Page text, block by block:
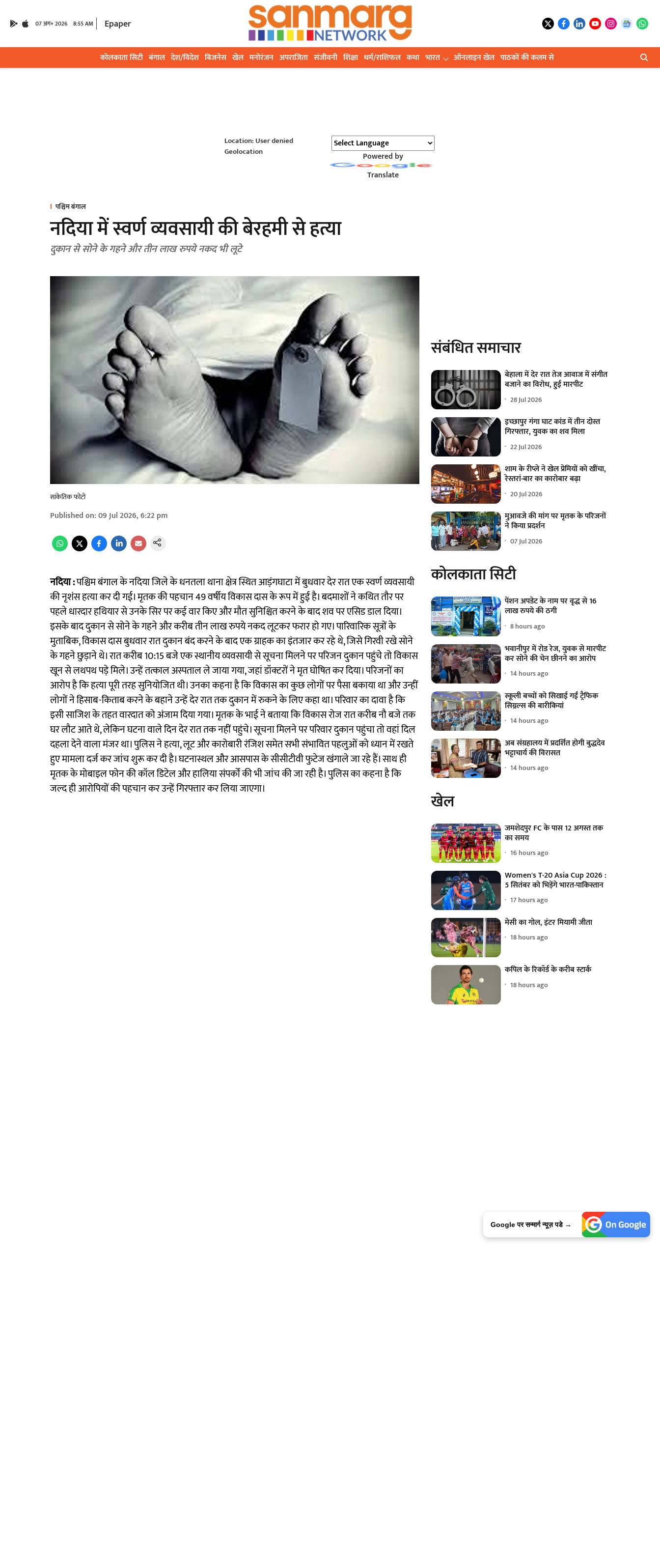
07 अग॰ 2026 8:55 AM Epaper
कोलकाता सिटी बंगाल देश/विदेश बिजनेस खेल मनोरंजन अपराजिता संजीवनी शिक्षा धर्म/राशिफल कथा भारत ऑनलाइन खेल पाठकों की कलम से
Location: User denied
Geolocation
Powered by
Translate
पश्चिम बंगाल
नदिया में स्वर्ण व्यवसायी की बेरहमी से हत्या
दुकान से सोने के गहने और तीन लाख रुपये नकद भी लूटे
सांकेतिक फोटो
Published on:09 Jul 2026, 6:22 pm
नदिया :पश्चिम बंगाल के नदिया जिले के धनतला थाना क्षेत्र स्थित आड़ंगघाटा में बुधवार देर रात एक स्वर्ण व्यवसायी
की नृशंस हत्या कर दी गई। मृतक की पहचान 49 वर्षीय विकास दास के रूप में हुई है। बदमाशों ने कथित तौर पर
पहले धारदार हथियार से उनके सिर पर कई वार किए और मौत सुनिश्चित करने के बाद शव पर एसिड डाल दिया।
इसके बाद दुकान से सोने के गहने और करीब तीन लाख रुपये नकद लूटकर फरार हो गए। पारिवारिक सूत्रों के
मुताबिक, विकास दास बुधवार रात दुकान बंद करने के बाद एक ग्राहक का इंतजार कर रहे थे, जिसे गिरवी रखे सोने
के गहने छुड़ाने थे। रात करीब 10:15 बजे एक स्थानीय व्यवसायी से सूचना मिलने पर परिजन दुकान पहुंचे तो विकास
खून से लथपथ पड़े मिले। उन्हें तत्काल अस्पताल ले जाया गया, जहां डॉक्टरों ने मृत घोषित कर दिया। परिजनों का
आरोप है कि हत्या पूरी तरह सुनियोजित थी। उनका कहना है कि विकास का कुछ लोगों पर पैसा बकाया था और उन्हीं
लोगों ने हिसाब-किताब करने के बहाने उन्हें देर रात तक दुकान में रुकने के लिए कहा था। परिवार का दावा है कि
इसी साजिश के तहत वारदात को अंजाम दिया गया। मृतक के भाई ने बताया कि विकास रोज रात करीब नौ बजे तक
घर लौट आते थे, लेकिन घटना वाले दिन देर रात तक नहीं पहुंचे। सूचना मिलने पर परिवार दुकान पहुंचा तो वहां दिल
दहला देने वाला मंजर था। पुलिस ने हत्या, लूट और कारोबारी रंजिश समेत सभी संभावित पहलुओं को ध्यान में रखते
हुए मामला दर्ज कर जांच शुरू कर दी है। घटनास्थल और आसपास के सीसीटीवी फुटेज खंगाले जा रहे हैं। साथ ही
मृतक के मोबाइल फोन की कॉल डिटेल और हालिया संपर्कों की भी जांच की जा रही है। पुलिस का कहना है कि
जल्द ही आरोपियों की पहचान कर उन्हें गिरफ्तार कर लिया जाएगा।
संबंधित समाचार
बेहाला में देर रात तेज आवाज में संगीत
बजाने का विरोध, हुई मारपीट
28 Jul 2026
इच्छापुर गंगा घाट कांड में तीन दोस्त
गिरफ्तार, युवक का शव मिला
22 Jul 2026
शाम के रीप्ले ने खेल प्रेमियों को खींचा,
रेस्तरां-बार का कारोबार बढ़ा
20 Jul 2026
मुआवजे की मांग पर मृतक के परिजनों
ने किया प्रदर्शन
07 Jul 2026
कोलकाता सिटी
पेंशन अपडेट के नाम पर वृद्ध से 16
लाख रुपये की ठगी
8 hours ago
भवानीपुर में रोड रेज, युवक से मारपीट
कर सोने की चेन छीनने का आरोप
14 hours ago
स्कूली बच्चों को सिखाई गईं ट्रैफिक
सिग्नल्स की बारीकियां
14 hours ago
अब संग्रहालय में प्रदर्शित होगी बुद्धदेव
भट्टाचार्य की विरासत
14 hours ago
खेल
जमशेदपुर FC के पास 12 अगस्त तक
का समय
16 hours ago
Women's T-20 Asia Cup 2026 :
5 सितंबर को भिड़ेंगे भारत-पाकिस्तान
17 hours ago
मेसी का गोल, इंटर मियामी जीता
18 hours ago
कपिल के रिकॉर्ड के करीब स्टार्क
18 hours ago
Google पर सन्मार्ग न्यूज़ पडे →